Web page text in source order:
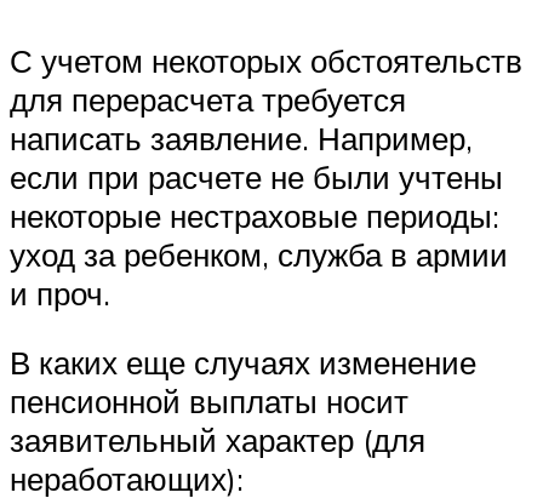
С учетом некоторых обстоятельств
для перерасчета требуется
написать заявление. Например,
если при расчете не были учтены
некоторые нестраховые периоды:
уход за ребенком, служба в армии
и проч.
В каких еще случаях изменение
пенсионной выплаты носит
заявительный характер (для
неработающих):